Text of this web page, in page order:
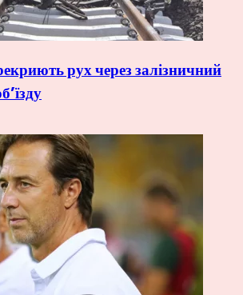
рух через залізничний